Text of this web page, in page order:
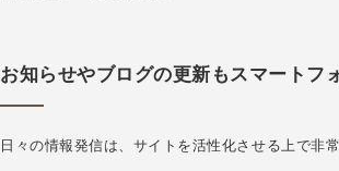
お知らせやブログの更新もスマートフ
日々の情報発信は、サイトを活性化させる上で非常